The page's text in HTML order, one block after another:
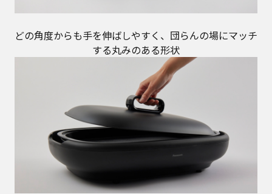
どの角度からも手を伸ばしやすく、団らんの場にマッチ
する丸みのある形状